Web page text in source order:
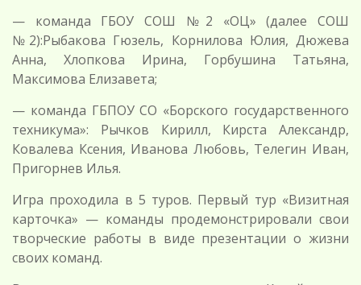
— команда ГБОУ СОШ №2 «ОЦ» (далее СОШ
№2):Рыбакова Гюзель, Корнилова Юлия, Дюжева
Анна, Хлопкова Ирина, Горбушина Татьяна,
Максимова Елизавета;
— команда ГБПОУ СО «Борского государственного
техникума»: Рычков Кирилл, Кирста Александр,
Ковалева Ксения, Иванова Любовь, Телегин Иван,
Пригорнев Илья.
Игра проходила в 5 туров. Первый тур «Визитная
карточка» — команды продемонстрировали свои
творческие работы в виде презентации о жизни
своих команд.